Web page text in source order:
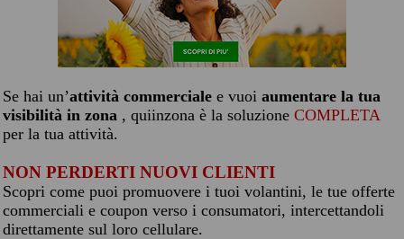
Se hai un’attività commerciale e vuoi aumentare la tua
visibilità in zona , quiinzona è la soluzione COMPLETA
per la tua attività.
NON PERDERTI NUOVI CLIENTI
Scopri come puoi promuovere i tuoi volantini, le tue offerte
commerciali e coupon verso i consumatori, intercettandoli
direttamente sul loro cellulare.